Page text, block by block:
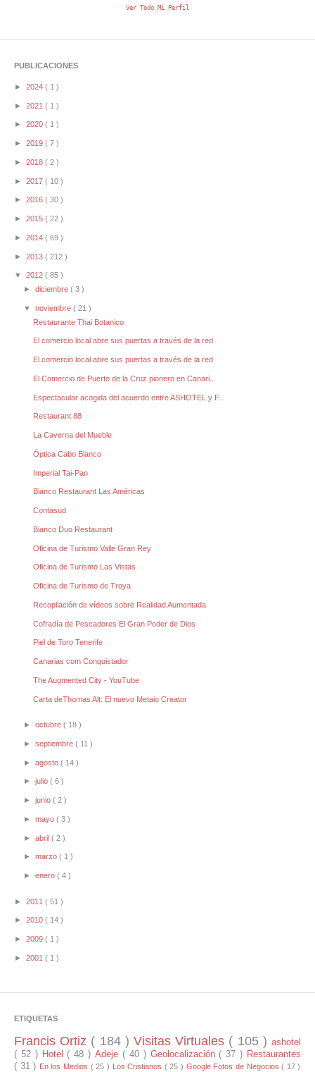
Ver Todo Mi Perfil
PUBLICACIONES
► 2024 ( 1 )
► 2021 ( 1 )
► 2020 ( 1 )
► 2019 ( 7 )
► 2018 ( 2 )
► 2017 ( 10 )
► 2016 ( 30 )
► 2015 ( 22 )
► 2014 ( 69 )
► 2013 ( 212 )
▼ 2012 ( 85 )
►diciembre( 3 )
▼noviembre( 21 )
Restaurante Thai Botanico
El comercio local abre sus puertas a través de la red
El comercio local abre sus puertas a través de la red
El Comercio de Puerto de la Cruz pionero en Canari...
Espectacular acogida del acuerdo entre ASHOTEL y F...
Restaurant 88
La Caverna del Mueble
Óptica Cabo Blanco
Imperial Tai-Pan
Bianco Restaurant Las Américas
Contasud
Bianco Duo Restaurant
Oficina de Turismo Valle Gran Rey
Oficina de Turismo Las Vistas
Oficina de Turismo de Troya
Recopliación de vídeos sobre Realidad Aumentada
Cofradía de Pescadores El Gran Poder de Dios
Piel de Toro Tenerife
Canarias com Conquistador
The Augmented City - YouTube
Carta deThomas Alt: El nuevo Metaio Creator
►octubre( 18 )
►septiembre( 11 )
►agosto( 14 )
►julio( 6 )
►junio( 2 )
►mayo( 3 )
►abril( 2 )
►marzo( 1 )
►enero( 4 )
► 2011 ( 51 )
► 2010 ( 14 )
► 2009 ( 1 )
► 2001 ( 1 )
ETIQUETAS
Francis Ortiz ( 184 )Visitas Virtuales ( 105 )ashotel
( 52 ) Hotel ( 48 )Adeje ( 40 ) Geolocalización ( 37 ) Restaurantes
( 31 ) En los Medios ( 25 ) Los Cristianos ( 25 ) Google Fotos de Negocios( 17 )